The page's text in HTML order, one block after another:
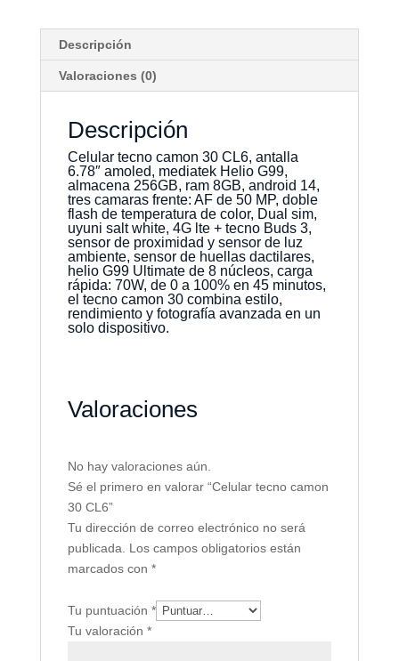
Descripción
Valoraciones (0)
Descripción
Celular tecno camon 30 CL6, antalla
6.78″ amoled, mediatek Helio G99,
almacena 256GB, ram 8GB, android 14,
tres camaras frente: AF de 50 MP, doble
flash de temperatura de color, Dual sim,
uyuni salt white, 4G lte + tecno Buds 3,
sensor de proximidad y sensor de luz
ambiente, sensor de huellas dactilares,
helio G99 Ultimate de 8 núcleos, carga
rápida: 70W, de 0 a 100% en 45 minutos,
el tecno camon 30 combina estilo,
rendimiento y fotografía avanzada en un
solo dispositivo.
Valoraciones
No hay valoraciones aún.
Sé el primero en valorar “Celular tecno camon
30 CL6”
Tu dirección de correo electrónico no será
publicada. Los campos obligatorios están
marcados con *
Tu puntuación *
Tu valoración *